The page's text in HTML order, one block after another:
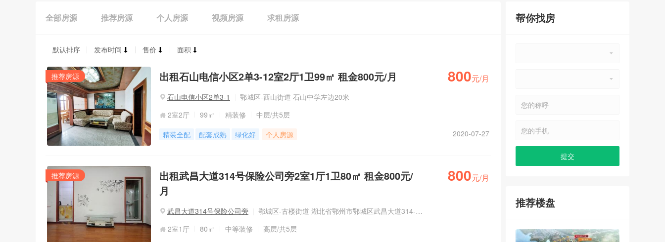
全部房源 推荐房源 个人房源 视频房源 求租房源
默认排序 发布时间 售价 面积
出租石山电信小区2单3-12室2厅1卫99㎡ 租金800元/月
石山电信小区2单3-1
鄂城区-西山街道 石山中学左边20米
2室2厅
99㎡ 精装修 中层/共5层
精装全配
配套成熟 绿化好 个人房源 2020-07-27
800元/月
推荐房源
出租武昌大道314号保险公司旁2室1厅1卫80㎡ 租金800元/
月
武昌大道314号保险公司旁
鄂城区-古楼街道 湖北省鄂州市鄂城区武昌大道314-8附近
2室1厅
80㎡ 中等装修 高层/共5层
800元/月
推荐房源
帮你找房
推荐楼盘